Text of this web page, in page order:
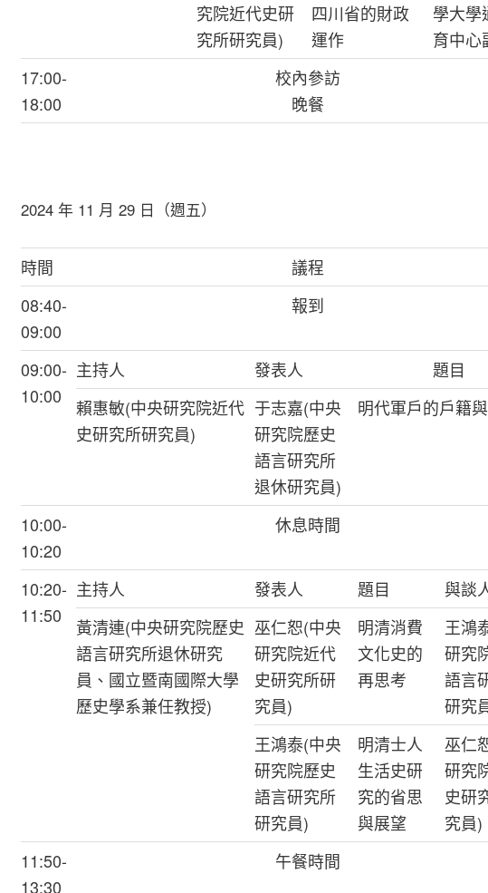
究院近代史研
究所研究員)
四川省的財政
運作
學大學
育中心
17:00-
18:00
校內參訪
晚餐
2024 年 11 月 29 日（週五）
時間
議程
08:40-
09:00
報到
09:00-
10:00
主持人 發表人
題目
賴惠敏(中央研究院近代
史研究所研究員)
于志嘉(中央
研究院歷史
語言研究所
退休研究員)
明代軍戶的戶籍
10:00-
10:20
休息時間
10:20-
11:50
主持人 發表人 題目
與談
黃清連(中央研究院歷史
語言研究所退休研究
員、國立暨南國際大學
歷史學系兼任教授)
巫仁恕(中央
研究院近代
史研究所研
究員)
明清消費
文化史的
再思考
王鴻
研究
語言
研究
王鴻泰(中央
研究院歷史
語言研究所
研究員)
明清士人
生活史研
究的省思
與展望
巫仁
研究
史研
究員)
11:50-
13:30
午餐時間